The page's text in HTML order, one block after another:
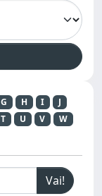
G H I
J
T U V
W